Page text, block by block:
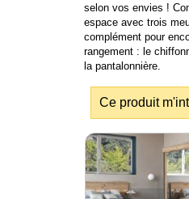
selon vos envies !
espace avec trois
complément pour
rangement : le
la pantalonnière.
Ce produit